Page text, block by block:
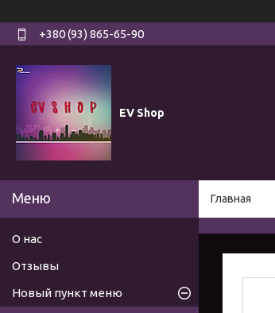
+380 (93) 865-65-90
EV Shop
Главная
О нас
Отзывы
Новый пункт меню